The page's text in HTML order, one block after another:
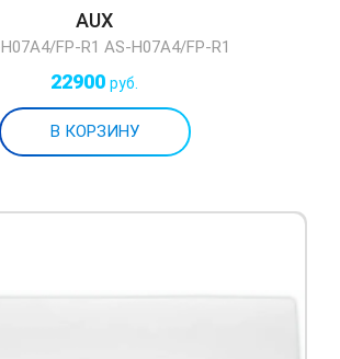
AUX
FP-R1 AS-H07A4/FP-R1
22900 руб.